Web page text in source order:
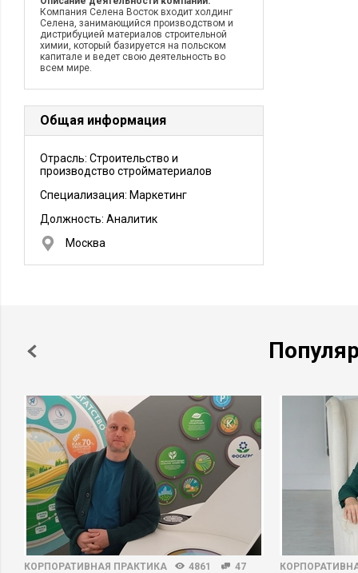
Компания Селена Восток входит холдинг
Селена, занимающийся производством и
дистрибуцией материалов строительной
химии, который базируется на польском
капитале и ведет свою деятельность во
всем мире.
Общая информация
Отрасль: Строительство и
производство стройматериалов
Специализация: Маркетинг
Должность: Аналитик
Москва
КОРПОРАТИВНАЯ ПРАКТИКА 4861 47